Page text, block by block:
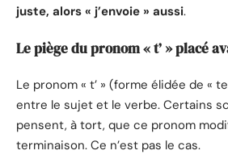
juste, alors « j’envoie » aussi.
Le piège du pronom « t’ » placé
Le pronom « t’ » (forme élidée de «
entre le sujet et le verbe. Certains
pensent, à tort, que ce pronom
terminaison. Ce n’est pas le cas.